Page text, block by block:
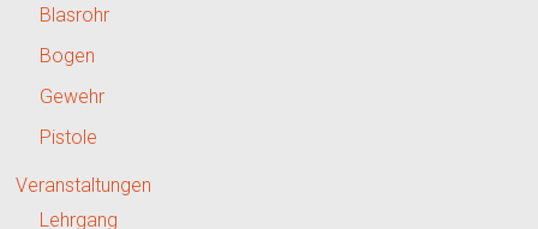
Blasrohr
Bogen
Gewehr
Pistole
Veranstaltungen
Lehrgang